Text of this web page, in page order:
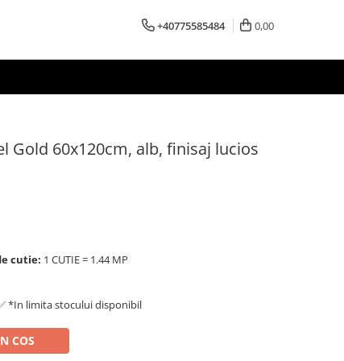
+40775585484 0,00
Gold 60x120cm, alb, finisaj lucios
cutie: 1 CUTIE = 1.44 MP
*In limita stocului disponibil
COS